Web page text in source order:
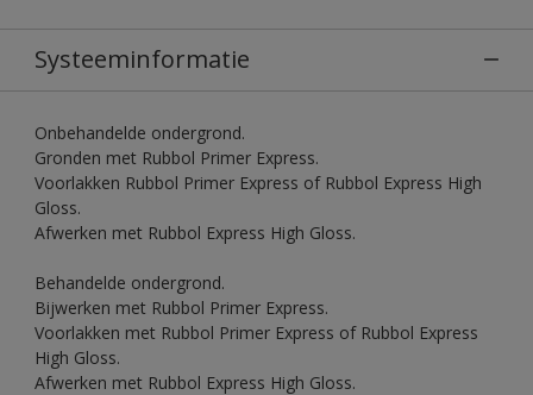
Systeeminformatie
Onbehandelde ondergrond.
Gronden met Rubbol Primer Express.
Voorlakken Rubbol Primer Express of Rubbol Express High
Gloss.
Afwerken met Rubbol Express High Gloss.
Behandelde ondergrond.
Bijwerken met Rubbol Primer Express.
Voorlakken met Rubbol Primer Express of Rubbol Express
High Gloss.
Afwerken met Rubbol Express High Gloss.